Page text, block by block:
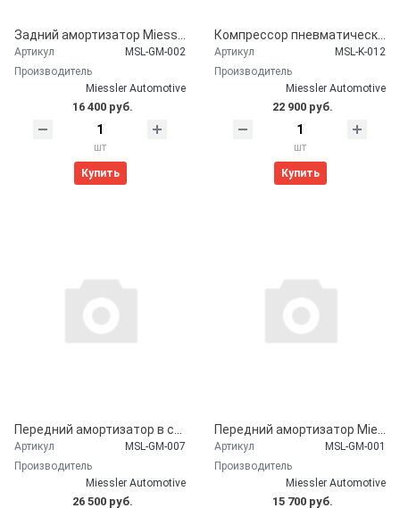
Задний амортизатор Miessler Automotive для CHEVROLET Suburban (2000-2006)
Артикул
MSL-GM-002
Производитель
Miessler Automotive
16 400 руб.
шт
Купить
Компрессор пневматической подвески Miessler Automotive для CHEVROLET Suburban (2000-2006)
Артикул
MSL-K-012
Производитель
Miessler Automotive
22 900 руб.
шт
Купить
Артикул
MSL-GM-007
Производитель
Miessler Automotive
26 500 руб.
Артикул
MSL-GM-001
Производитель
Miessler Automotive
15 700 руб.